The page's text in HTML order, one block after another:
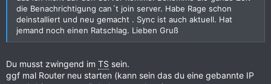
die Benachrichtigung can´t join server. Habe Rage schon
deinstalliert und neu gemacht . Sync ist auch aktuell. Hat
jemand noch einen Ratschlag. Lieben Gruß
Du musst zwingend im TS sein.
ggf mal Router neu starten (kann sein das du eine gebannte IP